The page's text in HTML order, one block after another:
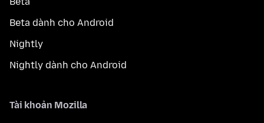
Beta dành cho Android
Nightly
Nightly dành cho Android
Tài khoản Mozilla